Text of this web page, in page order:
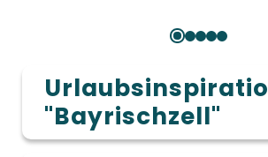
"Bayrischzell"